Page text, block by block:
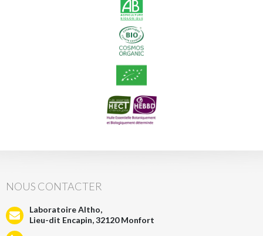
NOUS CONTACTER
Laboratoire Altho,
Lieu-dit Encapin, 32120 Monfort